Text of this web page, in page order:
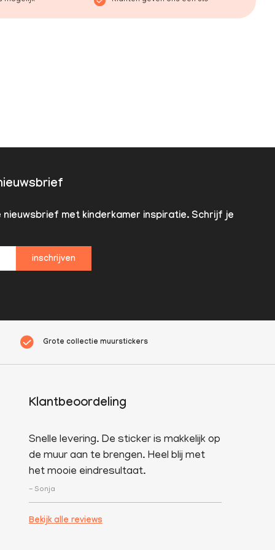
nieuwsbrief met kinderkamer inspiratie. Schrijf je
inschrijven
Grote collectie muurstickers
Klantbeoordeling
Snelle levering. De sticker is makkelijk op
de muur aan te brengen. Heel blij met
het mooie eindresultaat.
- Sonja
Bekijk alle reviews